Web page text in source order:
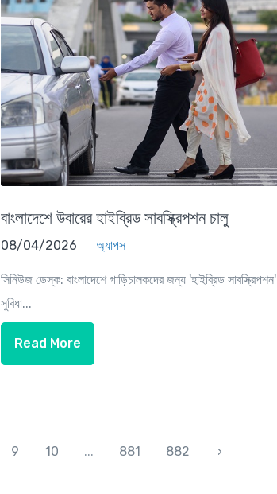
বাংলাদেশে উবারের হাইব্রিড সাবস্ক্রিপশন চালু
08/04/2026 অ্যাপস
সিনিউজ ডেস্ক: বাংলাদেশে গাড়িচালকদের জন্য 'হাইব্রিড সাবস্ক্রিপশন'
সুবিধা...
Read More
9 10 ... 881 882 ›